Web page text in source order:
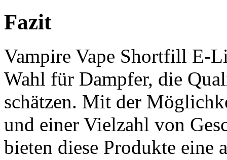
Fazit
Vampire Vape Shortfill E-
Wahl für Dampfer, die
schätzen. Mit der
und einer Vielzahl von
bieten diese Produkte eine